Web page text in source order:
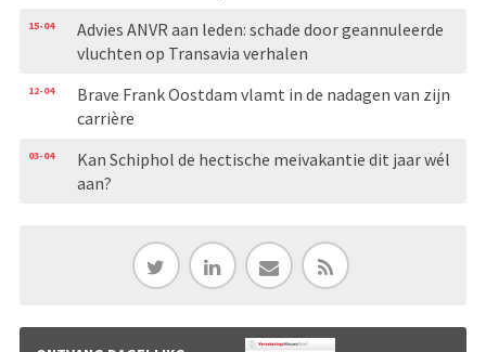
15-04
Advies ANVR aan leden: schade door geannuleerde
vluchten op Transavia verhalen
12-04
Brave Frank Oostdam vlamt in de nadagen van zijn
carrière
03-04
Kan Schiphol de hectische meivakantie dit jaar wél
aan?